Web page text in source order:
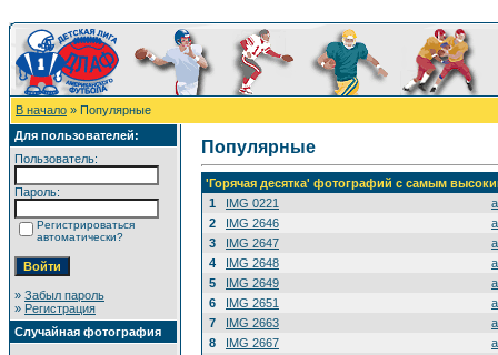
В начало » Популярные
Для пользователей:
Пользователь:
Пароль:
Регистрироваться
автоматически?
» Забыл пароль
» Регистрация
Случайная фотография
Популярные
'Горячая десятка' фотографий с самым
1
IMG 0221
2
IMG 2646
3
IMG 2647
4
IMG 2648
5
IMG 2649
6
IMG 2651
7
IMG 2663
8
IMG 2667